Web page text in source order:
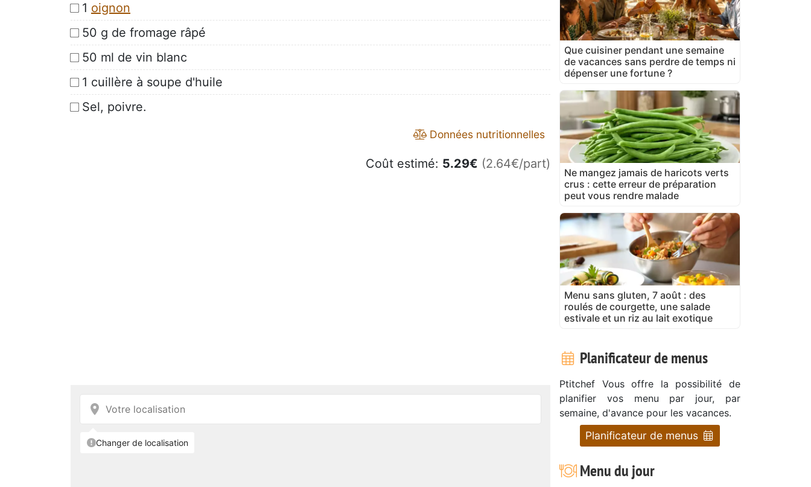
1 oignon
50 g de fromage râpé
50 ml de vin blanc
1 cuillère à soupe d'huile
Sel, poivre.
Données nutritionnelles
Coût estimé: 5.29€ (2.64€/part)
Que cuisiner pendant une semaine
de vacances sans perdre de temps ni
dépenser une fortune ?
Ne mangez jamais de haricots verts
crus : cette erreur de préparation
peut vous rendre malade
Menu sans gluten, 7 août : des
roulés de courgette, une salade
estivale et un riz au lait exotique
Planificateur de menus
Ptitchef Vous offre la possibilité de
planifier vos menu par jour, par
semaine, d'avance pour les vacances.
Planificateur de menus
Menu du jour